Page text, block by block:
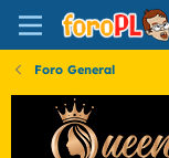
Foro General